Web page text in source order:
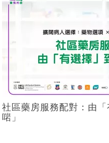
社區藥房服務配對：由
啱」